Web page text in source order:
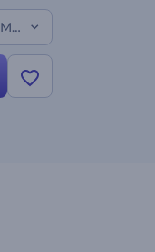
Keine Platzhalterversion (bis zu 10 Min. Version)